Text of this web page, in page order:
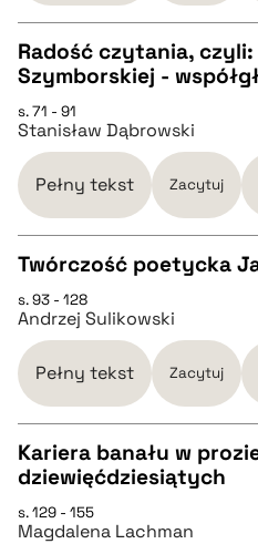
BIBTEX
pobierz cytat
CZYSTY TEKST
pobierz cytat
BIBTEX
Radość czytania,
Szymborskiej -
s. 71 - 91
Stanisław Dąbrowski
Pełny tekst Zacytuj
CZYSTY TEKST
pobierz cytat
BIBTEX
Twórczość poetycka
s. 93 - 128
Andrzej Sulikowski
Pełny tekst Zacytuj
CZYSTY TEKST
Kariera banału w
dziewięćdziesiątych
s. 129 - 155
Magdalena Lachman